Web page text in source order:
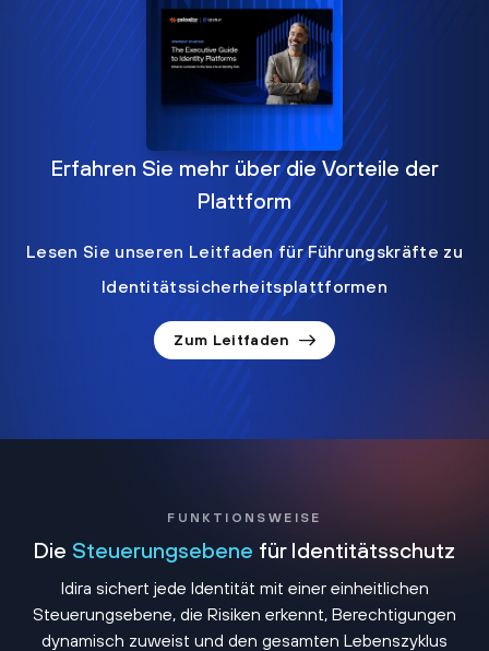
Erfahren Sie mehr über die Vorteile der
Plattform
Lesen Sie unseren Leitfaden für Führungskräfte zu
Identitätssicherheitsplattformen
Zum Leitfaden
FUNKTIONSWEISE
Die Steuerungsebene für Identitätsschutz
Idira sichert jede Identität mit einer einheitlichen
Steuerungsebene, die Risiken erkennt, Berechtigungen
dynamisch zuweist und den gesamten Lebenszyklus